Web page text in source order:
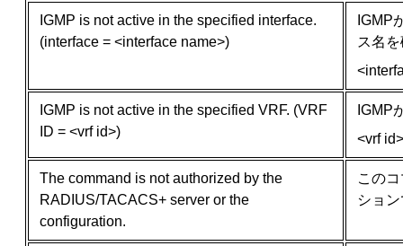
IGMP is not active in the specified interface.
(interface = <interface name>)
IGMP
ス名
IGMP is not active in the specified VRF. (VRF
ID = <vrf id>)
IGMP
<vrf
The command is not authorized by the
RADIUS/TACACS+ server or the
configuration.
この
ショ